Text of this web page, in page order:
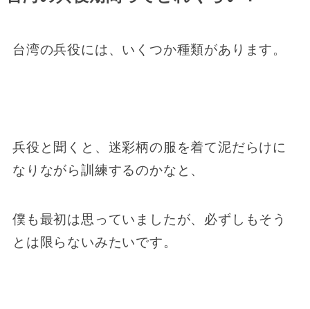
台湾の兵役には、いくつか種類があります。
兵役と聞くと、迷彩柄の服を着て泥だらけに
なりながら訓練するのかなと、
僕も最初は思っていましたが、必ずしもそう
とは限らないみたいです。